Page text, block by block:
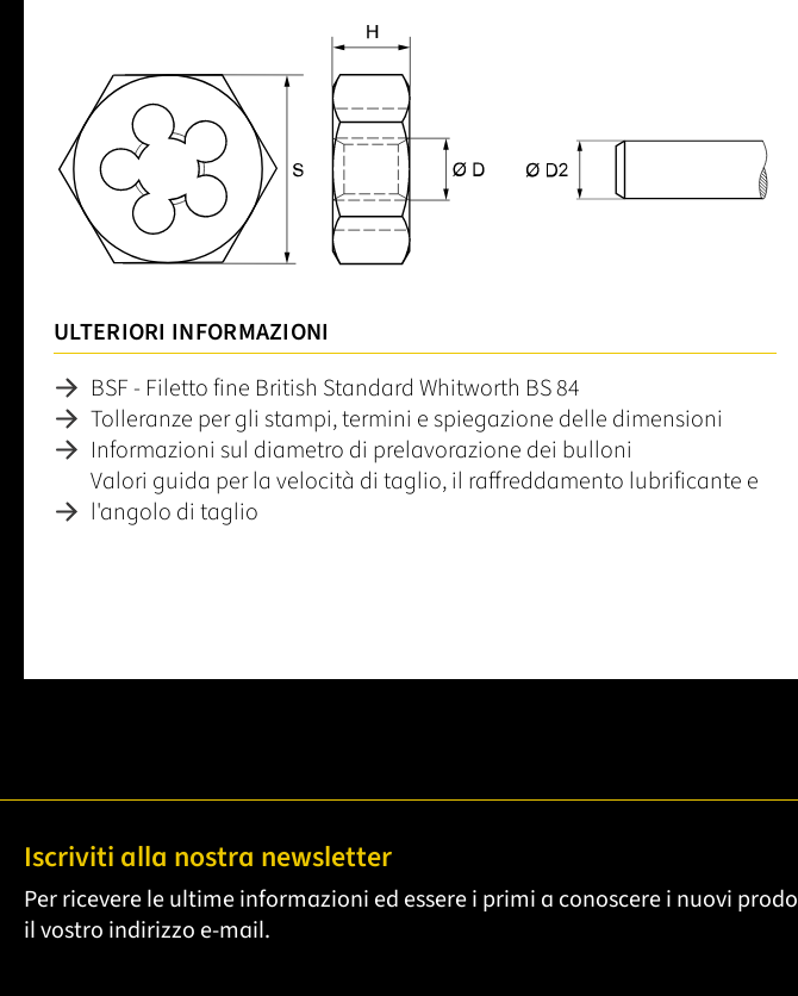
ULTERIORI INFORMAZIONI
BSF - Filetto fine British Standard Whitworth BS 84
Tolleranze per gli stampi, termini e spiegazione delle dimensioni
Informazioni sul diametro di prelavorazione dei bulloni
Valori guida per la velocità di taglio, il raffreddamento lubrificante e
l'angolo di taglio
Iscriviti alla nostra newsletter
Per ricevere le ultime informazioni ed essere i primi a conoscere i nuovi
il vostro indirizzo e-mail.